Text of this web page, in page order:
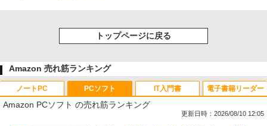
トップページに戻る
Amazon 売れ筋ランキング
ノートPC PCソフト
Amazon PCソフト の売れ筋ランキング
更新日時：2026/08/10 12:05
IT入門書 電子書籍リーダー